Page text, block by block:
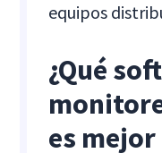
equipos
¿Qué
es